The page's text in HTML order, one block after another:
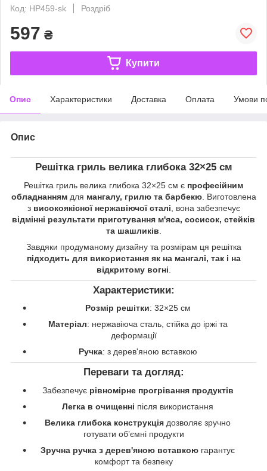
Код: HP459-sk
Роздріб
597 ₴
Купити
Опис Характеристики Доставка Оплата Умови
Опис
Решітка гриль велика глибока 32×25 см
Решітка гриль велика глибока 32×25 см є професійним
обладнаннямдля мангалу, грилю та барбекю. Виготовлена
з високоякісної нержавіючої сталі , вона забезпечує
відмінні результати приготування м'яса, сосисок, стейків
та шашликів
Завдяки продуманому дизайну та розмірам ця решітка
підходить для використання як на мангалі, так і на
відкритому вогні
Характеристики:
Розмір решітки: 32×25 см
Матеріал: нержавіюча сталь, стійка до іржі та
деформації
Ручка: з дерев'яною вставкою
Переваги та догляд:
Забезпечує рівномірне прогрівання продуктів
Легка в очищенні після використання
Велика глибока конструкція дозволяє зручно
готувати обʼємні продукти
Зручна ручка з дерев'яною вставкою гарантує
комфорт та безпеку